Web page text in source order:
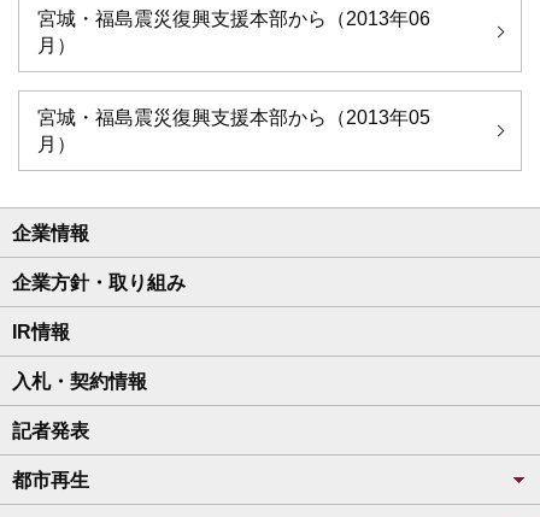
宮城・福島震災復興支援本部から（2013年06
月）
宮城・福島震災復興支援本部から（2013年05
月）
企業情報
企業方針・取り組み
IR情報
入札・契約情報
記者発表
都市再生